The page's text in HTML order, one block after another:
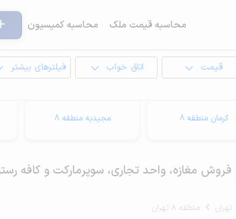
محاسبه قیمت ملک محاسبه کمیسیون
قیمت اتاق خواب فیلترهای بیشتر
کرمان منطقه 8 مجیدیه منطقه 8
مغازه، واحد تجاری، سوپرمارکت و کافه رستوران تا 50 متر در
تهران منطقه 8 تهران